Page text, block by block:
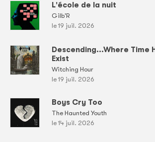
L'école de la nuit
Gilb'R
le 19 juil. 2026
Descending...Where Time
Exist
Witching Hour
le 19 juil. 2026
Boys Cry Too
The Haunted Youth
le 14 juil. 2026